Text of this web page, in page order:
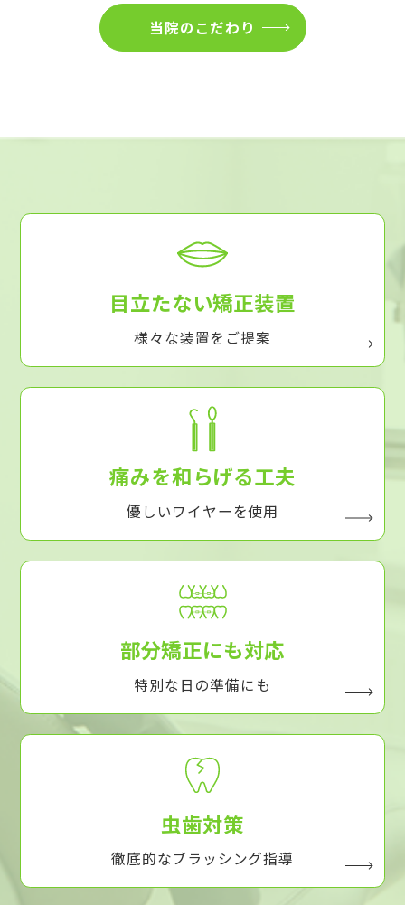
当院のこだわり
目立たない矯正装置
様々な装置をご提案
痛みを和らげる工夫
優しいワイヤーを使用
部分矯正にも対応
特別な日の準備にも
虫歯対策
徹底的なブラッシング指導